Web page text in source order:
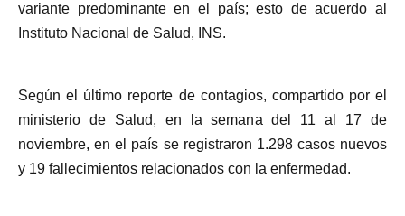
variante predominante en el país; esto de acuerdo al
Instituto Nacional de Salud, INS.
Según el último reporte de contagios, compartido por el
ministerio de Salud, en la semana del 11 al 17 de
noviembre, en el país se registraron 1.298 casos nuevos
y 19 fallecimientos relacionados con la enfermedad.